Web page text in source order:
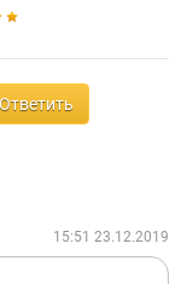
Ответить
15:51 23.12.2019